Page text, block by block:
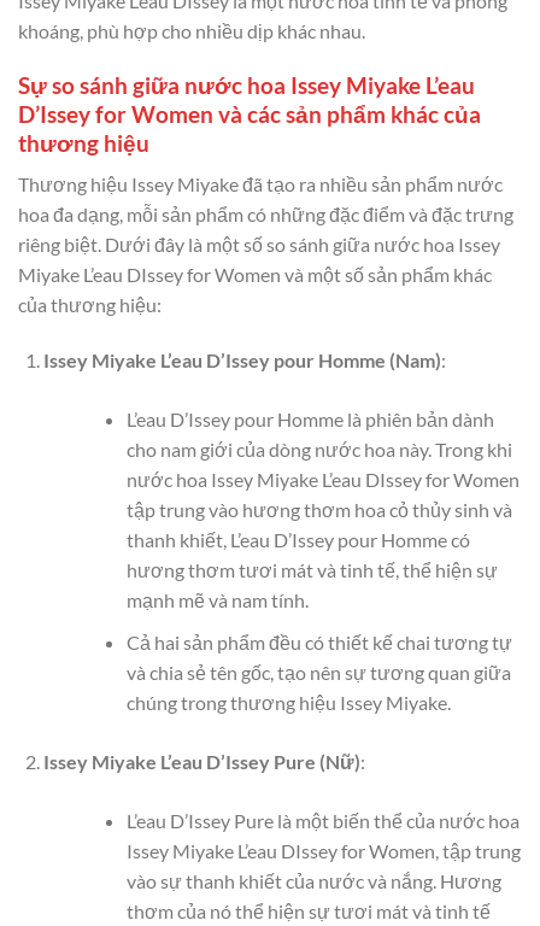
khoáng, phù hợp cho nhiều dịp khác nhau.
Sự so sánh giữa nước hoa Issey Miyake L’eau
D’Issey for Women và các sản phẩm khác của
thương hiệu
Thương hiệu Issey Miyake đã tạo ra nhiều sản phẩm nước
hoa đa dạng, mỗi sản phẩm có những đặc điểm và đặc trưng
riêng biệt. Dưới đây là một số so sánh giữa nước hoa Issey
Miyake L’eau DIssey for Women và một số sản phẩm khác
của thương hiệu:
Issey Miyake L’eau D’Issey pour Homme (Nam):
L’eau D’Issey pour Homme là phiên bản dành
cho nam giới của dòng nước hoa này. Trong khi
nước hoa Issey Miyake L’eau DIssey for Women
tập trung vào hương thơm hoa cỏ thủy sinh và
thanh khiết, L’eau D’Issey pour Homme có
hương thơm tươi mát và tinh tế, thể hiện sự
mạnh mẽ và nam tính.
Cả hai sản phẩm đều có thiết kế chai tương tự
và chia sẻ tên gốc, tạo nên sự tương quan giữa
chúng trong thương hiệu Issey Miyake.
Issey Miyake L’eau D’Issey Pure (Nữ):
L’eau D’Issey Pure là một biến thể của nước hoa
Issey Miyake L’eau DIssey for Women, tập trung
vào sự thanh khiết của nước và nắng. Hương
thơm của nó thể hiện sự tươi mát và tinh tế